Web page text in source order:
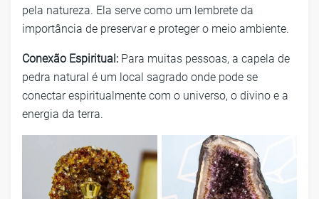
pela natureza. Ela serve como um lembrete da
importância de preservar e proteger o meio ambiente.
Conexão Espiritual: Para muitas pessoas, a capela de
pedra natural é um local sagrado onde pode se
conectar espiritualmente com o universo, o divino e a
energia da terra.